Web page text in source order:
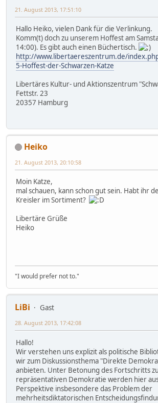
21. August 2013, 17:51:10
Hallo Heiko, vielen Dank für die Verlinkung.
Komm(t) doch zu unserem Hoffest am
14:00). Es gibt auch einen Büchertisch.
http://www.libertaereszentrum.de/
5-Hoffest-der-Schwarzen-Katze
Libertäres Kultur- und Aktionszentrum
Fettstr. 23
20357 Hamburg
Heiko
21. August 2013, 20:10:58
Moin Katze,
mal schauen, kann schon gut sein. Habt ihr
Kreisler im Sortiment?
Libertäre Grüße
Heiko
"I would prefer not to."
LiBi
Gast
28. August 2013, 17:42:08
Hallo!
Wir verstehen uns explizit als politische
wir zum Diskussionsthema "Direkte
anbieten. Unter Betonung des Fortschritts
repräsentativen Demokratie werden hier
Perspektive insbesondere das Problem der
mehrheitsdiktatorischen